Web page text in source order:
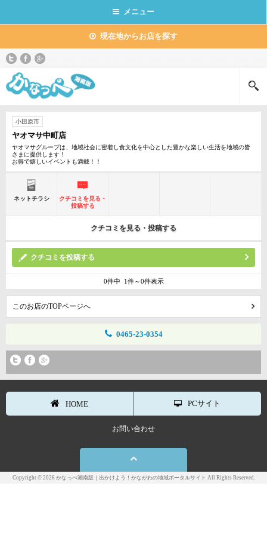
メニュー
現在地からお店を探す
小田原市
ヤオマサ中町店
ヤオマサグループは、地域社会に密着し食文化を中心とした豊かな楽しい生活を地域の皆
さまに提供します！
お得で嬉しいイベントも満載！！
ネットチラシ
クチコミを見る・
投稿する
クチコミを見る・投稿する
クチコミを投稿する
0件中 1件～0件表示
このお店のTOPページへ
0465-23-0354
HOME PCサイト
お問い合わせ
Copyright © 2026 かなっぺ湘南版｜出かけよう！かながわの地域ポータルサイト All Rights Reserved.